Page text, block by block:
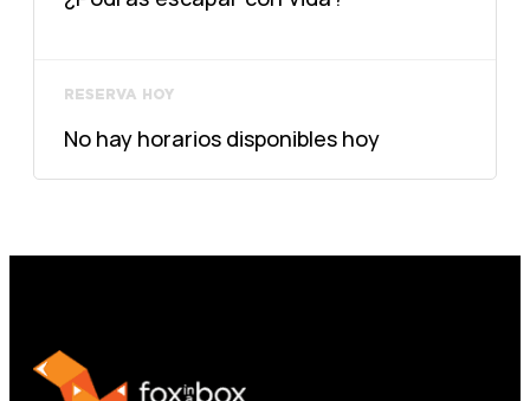
RESERVA HOY
No hay horarios disponibles hoy